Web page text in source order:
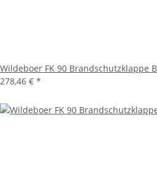
Wildeboer FK 90 Brandschutzklappe
278,46 € *